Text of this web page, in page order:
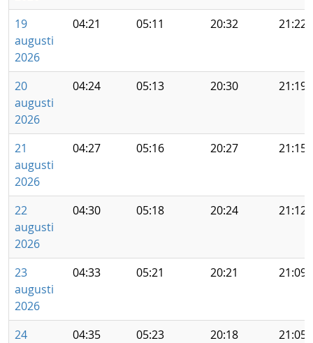
19
augusti
2026
04:21 05:11 20:32 21:22
20
augusti
2026
04:24 05:13 20:30 21:19
21
augusti
2026
04:27 05:16 20:27 21:15
22
augusti
2026
04:30 05:18 20:24 21:12
23
augusti
2026
04:33 05:21 20:21 21:09
24
04:35 05:23 20:18 21:05